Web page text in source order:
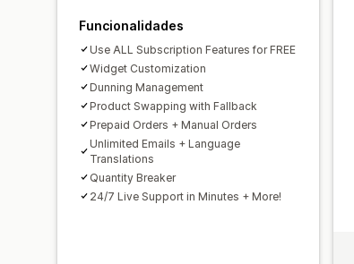
Funcionalidades
Use ALL Subscription Features for FREE
Widget Customization
Dunning Management
Product Swapping with Fallback
Prepaid Orders + Manual Orders
Unlimited Emails + Language
Translations
Quantity Breaker
24/7 Live Support in Minutes + More!